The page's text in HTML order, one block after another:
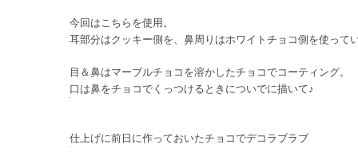
今回はこちらを使用。
耳部分はクッキー側を、鼻周りはホワイトチョコ側を使ってい
目＆鼻はマーブルチョコを溶かしたチョコでコーティング。
口は鼻をチョコでくっつけるときについでに描いて♪
仕上げに前日に作っておいたチョコでデコラブラブ